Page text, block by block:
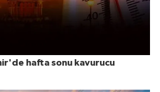
hafta sonu kavurucu